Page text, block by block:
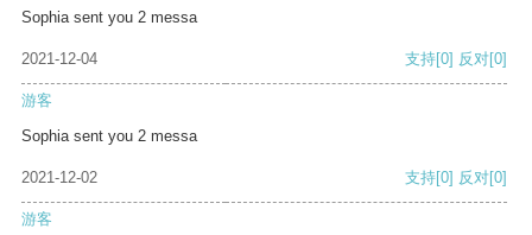
Sophia sent you 2 messa
2021-12-04 支持[0] 反对[0]
游客
Sophia sent you 2 messa
2021-12-02 支持[0] 反对[0]
游客